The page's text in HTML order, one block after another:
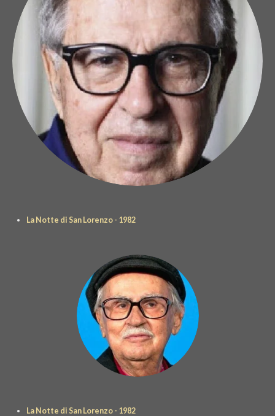
La Notte di San Lorenzo - 1982
La Notte di San Lorenzo - 1982